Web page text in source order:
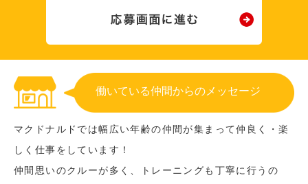
働いている仲間からのメッセージ
マクドナルドでは幅広い年齢の仲間が集まって仲良く・楽
しく仕事をしています！
仲間思いのクルーが多く、トレーニングも丁寧に行うの